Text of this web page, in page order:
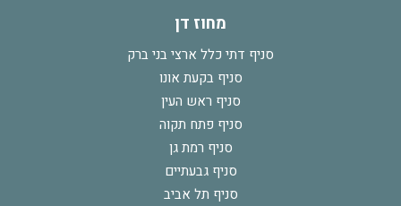
מחוז דן
סניף דתי כלל ארצי בני ברק
סניף בקעת אונו
סניף ראש העין
סניף פתח תקוה
סניף רמת גן
סניף גבעתיים
סניף תל אביב